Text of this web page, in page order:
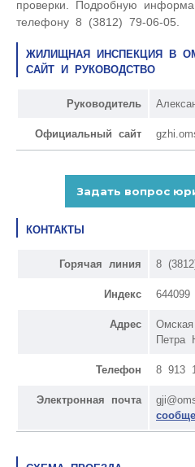
проверки. Подробную
телефону 8 (3812) 79-06-05.
ЖИЛИЩНАЯ ИНСПЕКЦИЯ В
САЙТ И РУКОВОДСТВО
Руководитель
Официальный сайт
КОНТАКТЫ
Горячая линия 8
Индекс 644099
Адрес
Петра
Телефон 8 913
Электронная почта